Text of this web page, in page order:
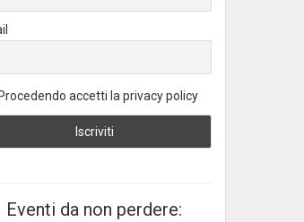
Procedendo accetti la privacy policy
Eventi da non perdere: